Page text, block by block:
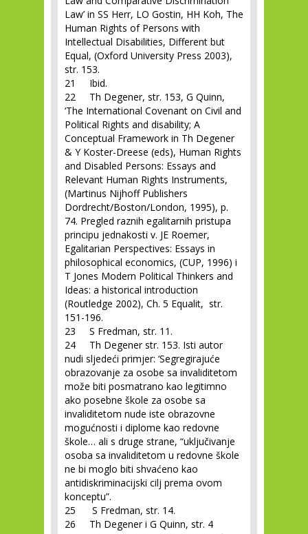
Law’ in SS Herr, LO Gostin, HH Koh, The
Human Rights of Persons with
Intellectual Disabilities, Different but
Equal, (Oxford University Press 2003),
str. 153.
21 Ibid.
22 Th Degener, str. 153, G Quinn,
‘The International Covenant on Civil and
Political Rights and disability; A
Conceptual Framework in Th Degener
& Y Koster-Dreese (eds), Human Rights
and Disabled Persons: Essays and
Relevant Human Rights Instruments,
(Martinus Nijhoff Publishers
Dordrecht/Boston/London, 1995), p.
74. Pregled raznih egalitarnih pristupa
principu jednakosti v. JE Roemer,
Egalitarian Perspectives: Essays in
philosophical economics, (CUP, 1996) i
T Jones Modern Political Thinkers and
Ideas: a historical introduction
(Routledge 2002), Ch. 5 Equalit, str.
151-196.
23 S Fredman, str. 11.
24 Th Degener str. 153. Isti autor
nudi sljedeći primjer: ‘Segregirajuće
obrazovanje za osobe sa invaliditetom
može biti posmatrano kao legitimno
ako posebne škole za osobe sa
invaliditetom nude iste obrazovne
mogućnosti i diplome kao redovne
škole… ali s druge strane, “uključivanje
osoba sa invaliditetom u redovne škole
ne bi moglo biti shvaćeno kao
antidiskriminacijski cilj prema ovom
konceptu”.
25 S Fredman, str. 14.
26 Th Degener i G Quinn, str. 4